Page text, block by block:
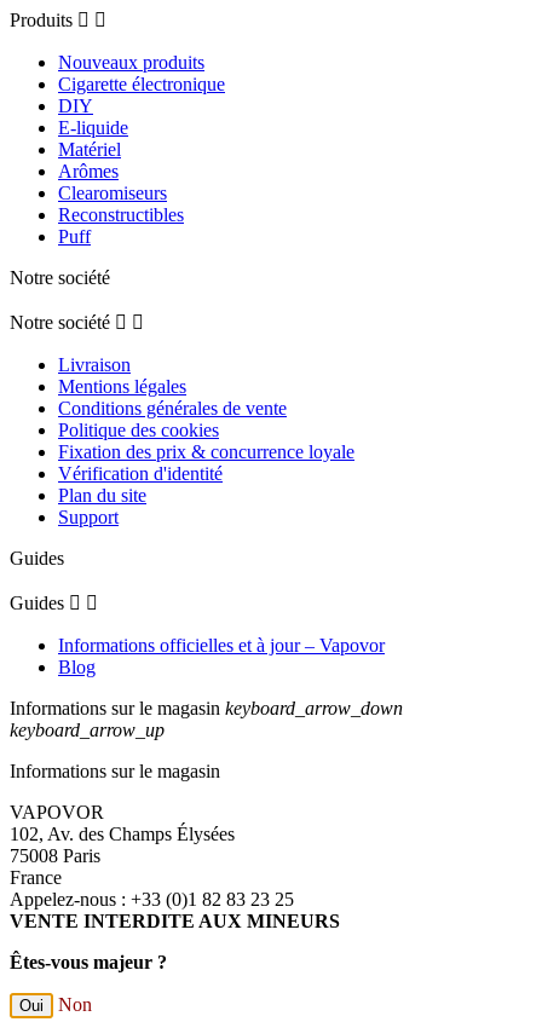
Produits  
Nouveaux produits
Cigarette électronique
DIY
E-liquide
Matériel
Arômes
Clearomiseurs
Reconstructibles
Puff
Notre société
Notre société  
Livraison
Mentions légales
Conditions générales de vente
Politique des cookies
Fixation des prix & concurrence loyale
Vérification d'identité
Plan du site
Support
Guides
Guides  
Informations officielles et à jour – Vapovor
Blog
Informations sur le magasin keyboard_arrow_down
keyboard_arrow_up
Informations sur le magasin
VAPOVOR
102, Av. des Champs Élysées
75008 Paris
France
Appelez-nous : +33 (0)1 82 83 23 25
VENTE INTERDITE AUX MINEURS
Êtes-vous majeur ?
Oui Non